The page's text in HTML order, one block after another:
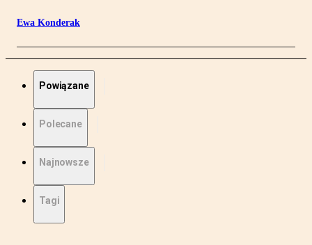
Ewa Konderak
Powiązane
Polecane
Najnowsze
Tagi